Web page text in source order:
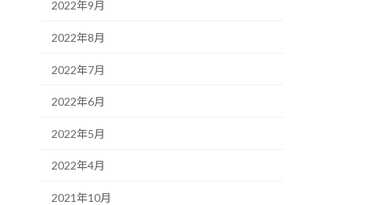
2022年9月
2022年8月
2022年7月
2022年6月
2022年5月
2022年4月
2021年10月